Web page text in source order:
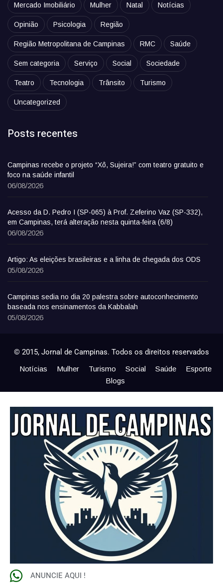
Mercado Imobiliário Mulher Natal Notícias
Opinião Psicologia Região
Região Metropolitana de Campinas RMC Saúde
Sem categoria Serviço Social Sociedade
Teatro Tecnologia Trânsito Turismo
Uncategorized
Posts recentes
Campinas recebe o projeto “Xô, Sujeira!” com teatro gratuito e
foco na saúde infantil
06/08/2026
Acesso da D. Pedro I (SP-065) à Prof. Zeferino Vaz (SP-332),
em Campinas, terá alteração nesta quinta-feira (6/8)
06/08/2026
Artigo: As eleições brasileiras e a linha de chegada dos ODS
05/08/2026
Campinas sedia no dia 20 palestra sobre autoconhecimento
baseada nos ensinamentos da Kabbalah
05/08/2026
© 2015, Jornal de Campinas. Todos os direitos reservados
Notícias Mulher Turismo Social Saúde
Esporte
Blogs
ANUNCIE AQUI !